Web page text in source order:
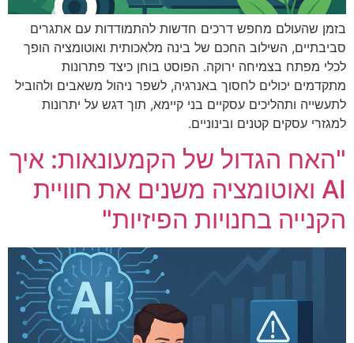
בזמן שהעולם מחפש דרכים חדשות להתמודדות עם אתגרים
סביבתיים, השילוב החכם של בינה מלאכותית ואוטומציה הופך
לכלי מפתח בצמיחה ירוקה. הפוסט בוחן כיצד פתרונות
מתקדמים יכולים לחסוך באנרגיה, לשפר ניהול משאבים ולהוביל
לתעשייה ותהליכים עסקיים בני קיימא, תוך דגש על יתרונות
למגזרי עסקים קטנים ובינוניים.
"האח הגדול של הקמעונאות: איך
AI ואוטומציה משנים את חוויית
הקנייה בחנויות הפיזיות"